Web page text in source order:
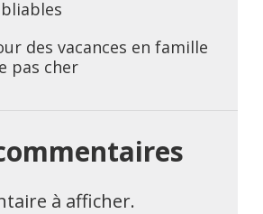
des vacances en famille
pas cher
à afficher.